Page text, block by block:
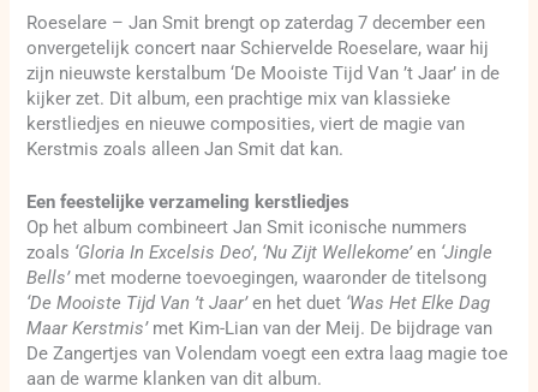
Roeselare – Jan Smit brengt op zaterdag 7 december een
onvergetelijk concert naar Schiervelde Roeselare, waar hij
zijn nieuwste kerstalbum ‘De Mooiste Tijd Van ’t Jaar’ in de
kijker zet. Dit album, een prachtige mix van klassieke
kerstliedjes en nieuwe composities, viert de magie van
Kerstmis zoals alleen Jan Smit dat kan.
Een feestelijke verzameling kerstliedjes
Op het album combineert Jan Smit iconische nummers
zoals ‘Gloria In Excelsis Deo’, ‘Nu Zijt Wellekome’en ‘Jingle
Bells’met moderne toevoegingen, waaronder de titelsong
‘De Mooiste Tijd Van ’t Jaar’en het duet ‘Was Het Elke Dag
Maar Kerstmis’met Kim-Lian van der Meij. De bijdrage van
De Zangertjes van Volendam voegt een extra laag magie toe
aan de warme klanken van dit album.